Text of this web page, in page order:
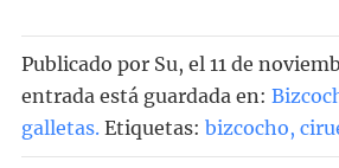
Publicado por Su, el 11 de
entrada está guardada en:
galletas. Etiquetas: bizcocho,